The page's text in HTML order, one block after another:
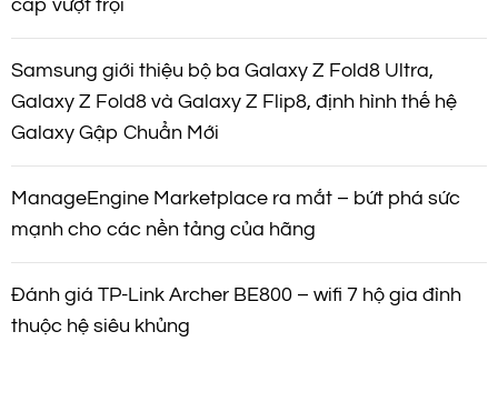
cấp vượt trội
Samsung giới thiệu bộ ba Galaxy Z Fold8 Ultra,
Galaxy Z Fold8 và Galaxy Z Flip8, định hình thế hệ
Galaxy Gập Chuẩn Mới
ManageEngine Marketplace ra mắt – bứt phá sức
mạnh cho các nền tảng của hãng
Đánh giá TP-Link Archer BE800 – wifi 7 hộ gia đình
thuộc hệ siêu khủng